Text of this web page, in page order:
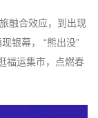
融合效应，到出现
银幕， “熊出没”
福运集市，点燃春